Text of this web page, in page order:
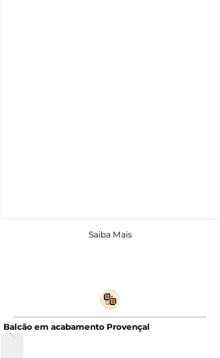
Saiba Mais
Balcão em acabamento Provençal